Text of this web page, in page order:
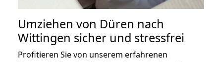
Umziehen von Düren nach
Wittingen sicher und stressfrei
Profitieren Sie von unserem erfahrenen